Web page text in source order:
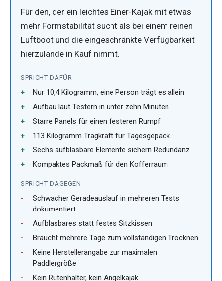
Für den, der ein leichtes Einer-Kajak mit etwas
mehr Formstabilität sucht als bei einem reinen
Luftboot und die eingeschränkte Verfügbarkeit
hierzulande in Kauf nimmt.
SPRICHT DAFÜR
Nur 10,4 Kilogramm, eine Person trägt es allein
Aufbau laut Testern in unter zehn Minuten
Starre Panels für einen festeren Rumpf
113 Kilogramm Tragkraft für Tagesgepäck
Sechs aufblasbare Elemente sichern Redundanz
Kompaktes Packmaß für den Kofferraum
SPRICHT DAGEGEN
Schwacher Geradeauslauf in mehreren Tests
dokumentiert
Aufblasbares statt festes Sitzkissen
Braucht mehrere Tage zum vollständigen Trocknen
Keine Herstellerangabe zur maximalen
Paddlergröße
Kein Rutenhalter, kein Angelkajak